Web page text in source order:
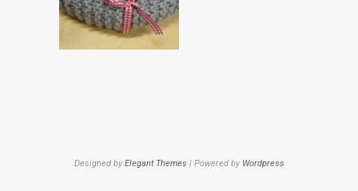
Designed by Elegant Themes | Powered by Wordpress